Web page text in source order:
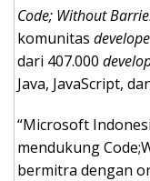
Code; Without
komunitas
dari 407.000
Java, JavaScript,
“Microsoft
mendukung
bermitra dengan